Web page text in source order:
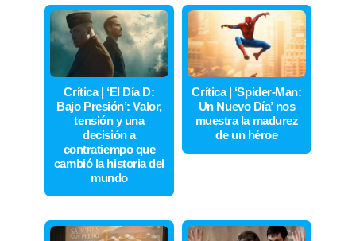
Crítica | ‘El Día D:
Bajo Presión’: Valor,
tensión y una
decisión a
contratiempo que
cambió la historia del
mundo
Crítica | ‘Spider-Man:
Un Nuevo Día’ nos
muestra la madurez
de un héroe